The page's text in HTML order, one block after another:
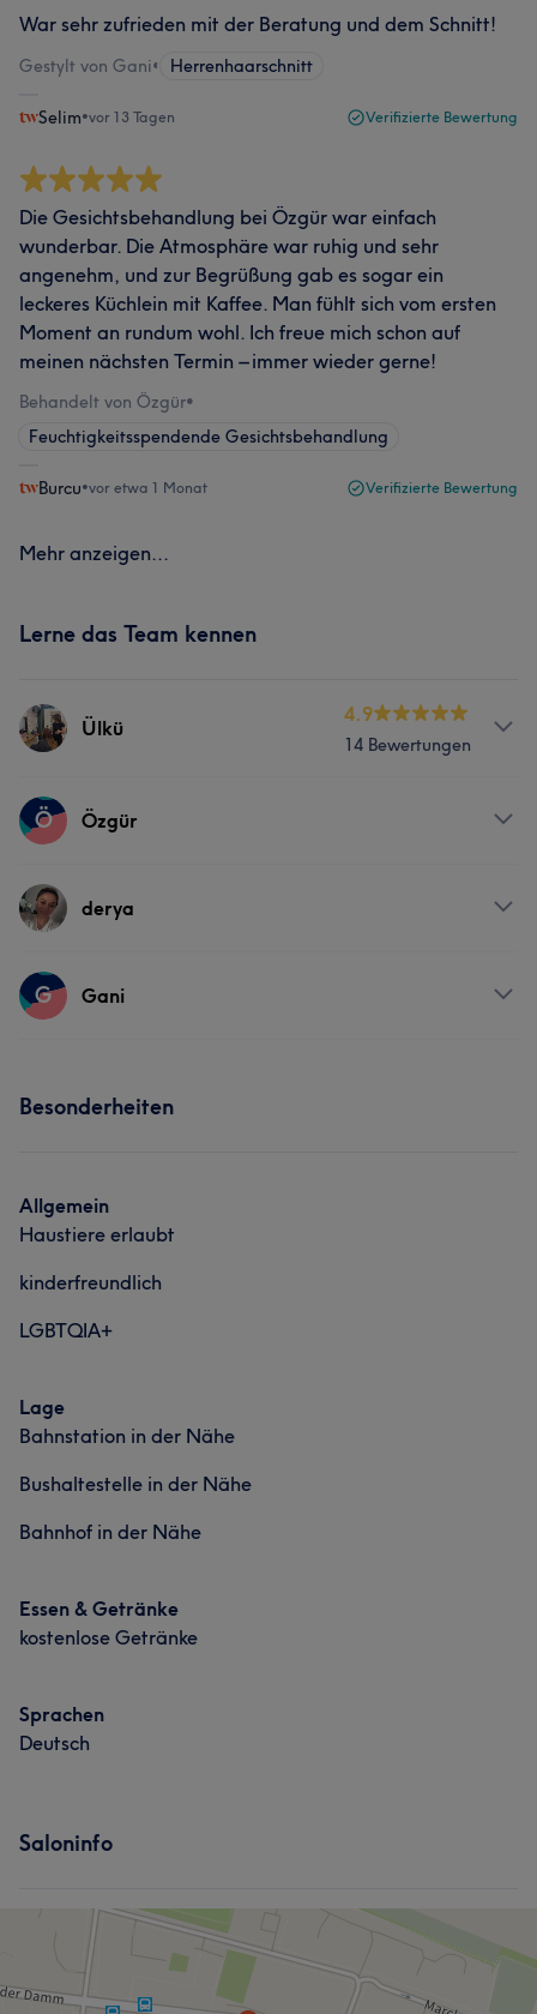
War sehr zufrieden mit der Beratung und dem Schnitt!
Gestylt von Gani• Herrenhaarschnitt
Selim•vor 13 Tagen Verifizierte Bewertung
Die Gesichtsbehandlung bei Özgür war einfach
wunderbar. Die Atmosphäre war ruhig und sehr
angenehm, und zur Begrüßung gab es sogar ein
leckeres Küchlein mit Kaffee. Man fühlt sich vom ersten
Moment an rundum wohl. Ich freue mich schon auf
meinen nächsten Termin – immer wieder gerne!
Behandelt von Özgür•
Feuchtigkeitsspendende Gesichtsbehandlung
Burcu•vor etwa 1 Monat Verifizierte Bewertung
Mehr anzeigen...
Lerne das Team kennen
Ülkü
4.9
14 Bewertungen
Services
Portfolio
Ö Özgür
Services
Portfolio
derya
Services
Portfolio
G Gani
Portfolio
Besonderheiten
Allgemein
Haustiere erlaubt
kinderfreundlich
LGBTQIA+
Lage
Bahnstation in der Nähe
Bushaltestelle in der Nähe
Bahnhof in der Nähe
Essen & Getränke
kostenlose Getränke
Sprachen
Deutsch
Saloninfo